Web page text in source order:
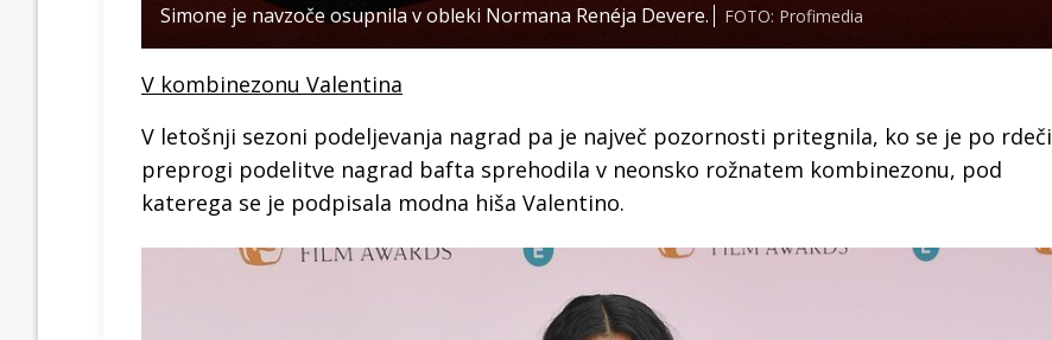
Simone je navzoče osupnila v obleki Normana Renéja Devere. FOTO: Profimedia
V kombinezonu Valentina
V letošnji sezoni podeljevanja nagrad pa je največ pozornosti pritegnila, ko se je po rdeči
preprogi podelitve nagrad bafta sprehodila v neonsko rožnatem kombinezonu, pod
katerega se je podpisala modna hiša Valentino.